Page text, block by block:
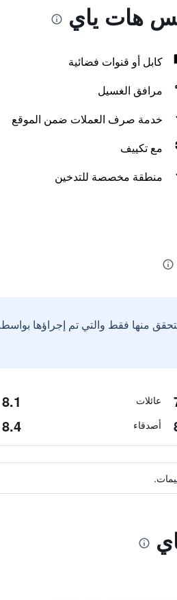
هات ياي
كابل أو قنوات فضائية
مرافق الغسيل
خدمة صرف العملات ضمن الموقع
مع تكييف
منطقة مخصصة للتدخين
منها فقط والتي تم إجراؤها
عائلات 8.1
أصدقاء 8.4